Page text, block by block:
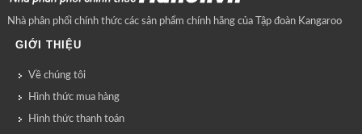
Nhà phân phối chính thức các sản phẩm chính hãng của Tập đoàn Kangaroo
GIỚI THIỆU
Về chúng tôi
Hình thức mua hàng
Hình thức thanh toán